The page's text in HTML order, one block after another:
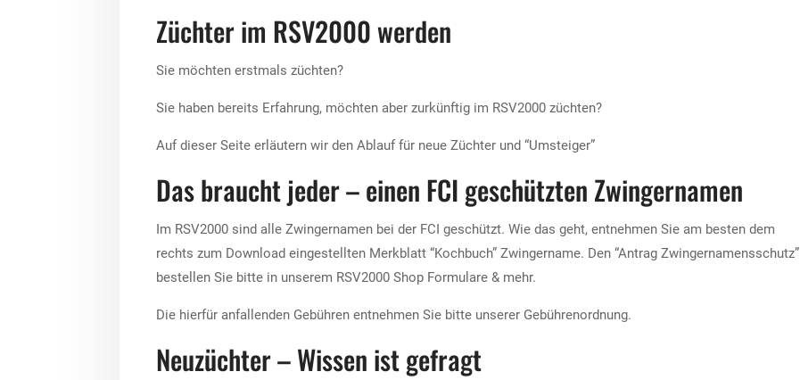
Züchter im RSV2000 werden
Sie möchten erstmals züchten?
Sie haben bereits Erfahrung, möchten aber zurkünftig im RSV2000 züchten?
Auf dieser Seite erläutern wir den Ablauf für neue Züchter und “Umsteiger”
Das braucht jeder – einen FCI geschützten Zwingernamen
Im RSV2000 sind alle Zwingernamen bei der FCI geschützt. Wie das geht, entnehmen Sie am besten dem
rechts zum Download eingestellten Merkblatt “Kochbuch” Zwingername. Den “Antrag Zwingernamensschutz”
bestellen Sie bitte in unserem RSV2000 Shop Formulare & mehr.
Die hierfür anfallenden Gebühren entnehmen Sie bitte unserer Gebührenordnung.
Neuzüchter – Wissen ist gefragt